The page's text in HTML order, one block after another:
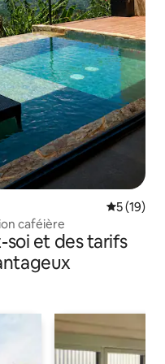
5 (19)
caféière
et des tarifs